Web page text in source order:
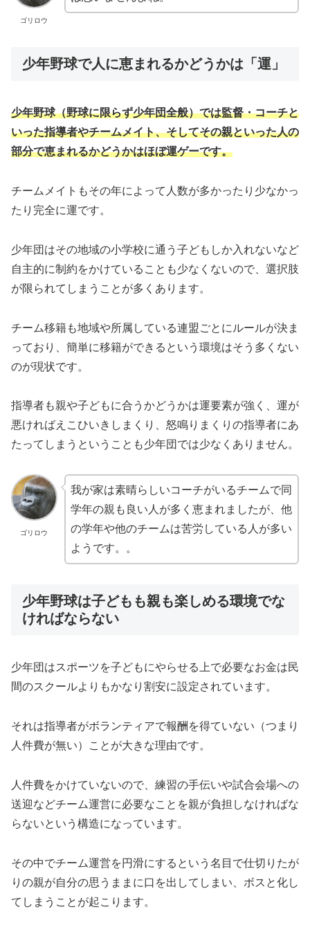
ゴリロウ
少年野球で人に恵まれるかどうかは「運」
少年野球（野球に限らず少年団全般）では監督・コーチと
いった指導者やチームメイト、そしてその親といった人の
部分で恵まれるかどうかはほぼ運ゲーです。
チームメイトもその年によって人数が多かったり少なかっ
たり完全に運です。
少年団はその地域の小学校に通う子どもしか入れないなど
自主的に制約をかけていることも少なくないので、選択肢
が限られてしまうことが多くあります。
チーム移籍も地域や所属している連盟ごとにルールが決ま
っており、簡単に移籍ができるという環境はそう多くない
のが現状です。
指導者も親や子どもに合うかどうかは運要素が強く、運が
悪ければえこひいきしまくり、怒鳴りまくりの指導者にあ
たってしまうということも少年団では少なくありません。
ゴリロウ
我が家は素晴らしいコーチがいるチームで同
学年の親も良い人が多く恵まれましたが、他
の学年や他のチームは苦労している人が多い
ようです。。
少年野球は子どもも親も楽しめる環境でな
ければならない
少年団はスポーツを子どもにやらせる上で必要なお金は民
間のスクールよりもかなり割安に設定されています。
それは指導者がボランティアで報酬を得ていない（つまり
人件費が無い）ことが大きな理由です。
人件費をかけていないので、練習の手伝いや試合会場への
送迎などチーム運営に必要なことを親が負担しなければな
らないという構造になっています。
その中でチーム運営を円滑にするという名目で仕切りたが
りの親が自分の思うままに口を出してしまい、ボスと化し
てしまうことが起こります。